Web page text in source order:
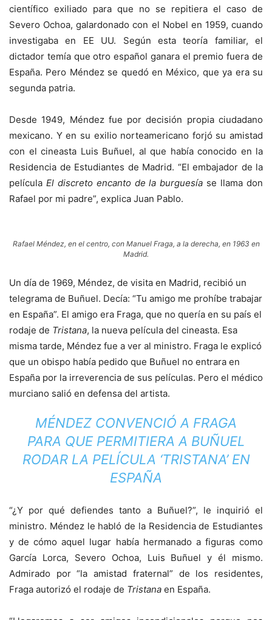
científico exiliado para que no se repitiera el caso de
Severo Ochoa, galardonado con el Nobel en 1959, cuando
investigaba en EE UU. Según esta teoría familiar, el
dictador temía que otro español ganara el premio fuera de
España. Pero Méndez se quedó en México, que ya era su
segunda patria.
Desde 1949, Méndez fue por decisión propia ciudadano
mexicano. Y en su exilio norteamericano forjó su amistad
con el cineasta Luis Buñuel, al que había conocido en la
Residencia de Estudiantes de Madrid. “El embajador de la
película El discreto encanto de la burguesía se llama don
Rafael por mi padre”, explica Juan Pablo.
Rafael Méndez, en el centro, con Manuel Fraga, a la derecha, en 1963 en
Madrid.
Un día de 1969, Méndez, de visita en Madrid, recibió un
telegrama de Buñuel. Decía: “Tu amigo me prohíbe trabajar
en España”. El amigo era Fraga, que no quería en su país el
rodaje de Tristana, la nueva película del cineasta. Esa
misma tarde, Méndez fue a ver al ministro. Fraga le explicó
que un obispo había pedido que Buñuel no entrara en
España por la irreverencia de sus películas. Pero el médico
murciano salió en defensa del artista.
MÉNDEZ CONVENCIÓ A FRAGA
PARA QUE PERMITIERA A BUÑUEL
RODAR LA PELÍCULA ‘TRISTANA’ EN
ESPAÑA
“¿Y por qué defiendes tanto a Buñuel?”, le inquirió el
ministro. Méndez le habló de la Residencia de Estudiantes
y de cómo aquel lugar había hermanado a figuras como
García Lorca, Severo Ochoa, Luis Buñuel y él mismo.
Admirado por “la amistad fraternal” de los residentes,
Fraga autorizó el rodaje de Tristana en España.